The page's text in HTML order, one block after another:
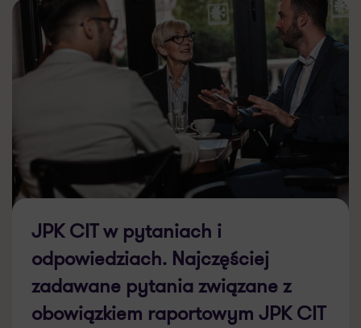
JPK CIT w pytaniach i
odpowiedziach. Najczęściej
zadawane pytania związane z
obowiązkiem raportowym JPK CIT